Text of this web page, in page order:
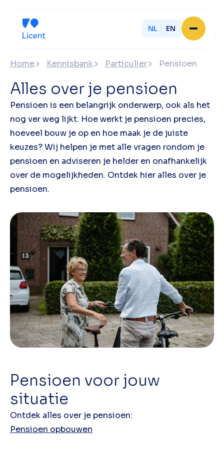
NL EN
Over Licent
Diensten
Sluit je aan
Onze ondernemers
Werken bij
Onze mensen
Actueel
Contact
Home Kennisbank Particulier Pensioen
Alles over je pensioen
Pensioen is een belangrijk onderwerp, ook als het
nog ver weg lijkt. Hoe werkt je pensioen precies,
hoeveel bouw je op en hoe maak je de juiste
keuzes? Wij helpen je met alle vragen rondom je
pensioen en adviseren je helder en onafhankelijk
over de mogelijkheden. Ontdek hier alles over je
pensioen.
Pensioen voor jouw
situatie
Ontdek alles over je pensioen:
Pensioen opbouwen